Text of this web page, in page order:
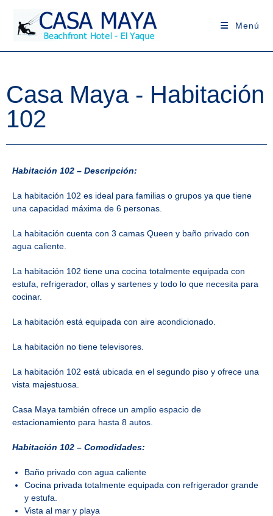
Menú
Casa Maya - Habitación
102
Habitación 102 – Descripción:
La habitación 102 es ideal para familias o grupos ya que tiene
una capacidad máxima de 6 personas.
La habitación cuenta con 3 camas Queen y baño privado con
agua caliente.
La habitación 102 tiene una cocina totalmente equipada con
estufa, refrigerador, ollas y sartenes y todo lo que necesita para
cocinar.
La habitación está equipada con aire acondicionado.
La habitación no tiene televisores.
La habitación 102 está ubicada en el segundo piso y ofrece una
vista majestuosa.
Casa Maya también ofrece un amplio espacio de
estacionamiento para hasta 8 autos.
Habitación 102 – Comodidades:
Baño privado con agua caliente
Cocina privada totalmente equipada con refrigerador grande
y estufa.
Vista al mar y playa